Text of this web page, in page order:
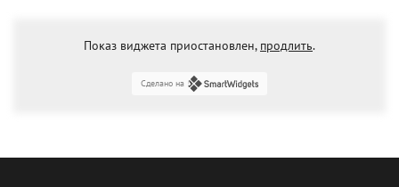
Показ виджета приостановлен, продлить.
Сделано на